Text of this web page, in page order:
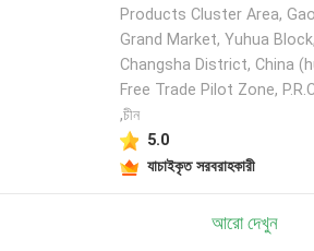
Products Cluster Area,
Grand Market, Yuhua Block,
Changsha District, China
Free Trade Pilot Zone,
,চীন
5.0
যাচাইকৃত সরবরাহকারী
আরো দেখুন